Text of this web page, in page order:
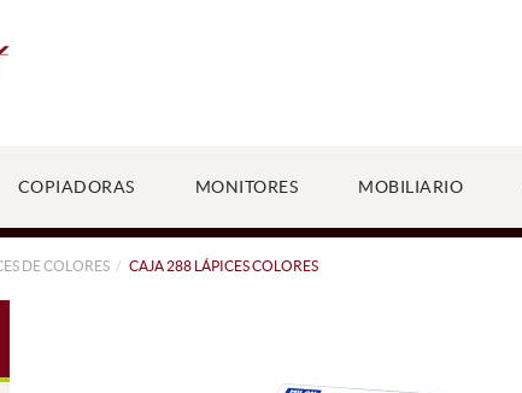
COPIADORAS MONITORES MOBILIARIO
DE COLORES CAJA 288 LÁPICES COLORES